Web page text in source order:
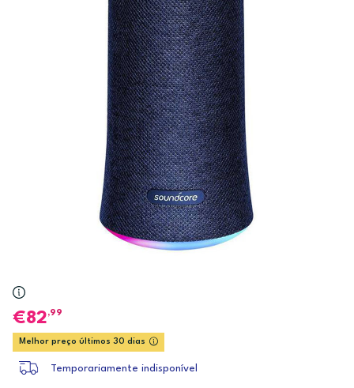
82,99
Melhor preço últimos 30 dias
Temporariamente indisponível